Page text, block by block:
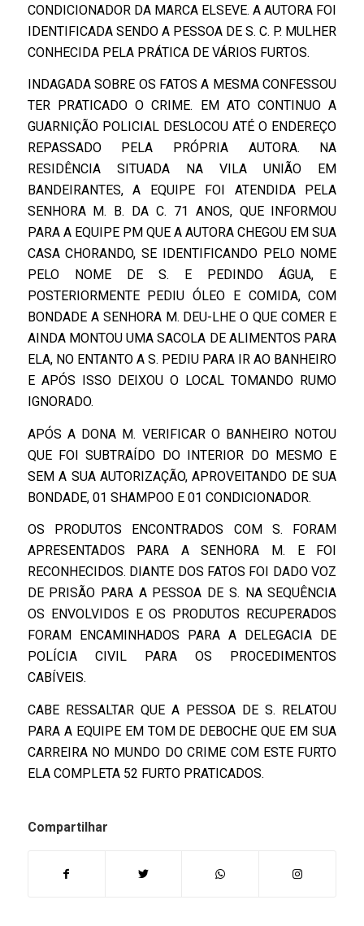
CONDICIONADOR DA MARCA ELSEVE. A AUTORA FOI
IDENTIFICADA SENDO A PESSOA DE S. C. P. MULHER
CONHECIDA PELA PRÁTICA DE VÁRIOS FURTOS.
INDAGADA SOBRE OS FATOS A MESMA CONFESSOU
TER PRATICADO O CRIME. EM ATO CONTINUO A
GUARNIÇÃO POLICIAL DESLOCOU ATÉ O ENDEREÇO
REPASSADO PELA PRÓPRIA AUTORA. NA
RESIDÊNCIA SITUADA NA VILA UNIÃO EM
BANDEIRANTES, A EQUIPE FOI ATENDIDA PELA
SENHORA M. B. DA C. 71 ANOS, QUE INFORMOU
PARA A EQUIPE PM QUE A AUTORA CHEGOU EM SUA
CASA CHORANDO, SE IDENTIFICANDO PELO NOME
PELO NOME DE S. E PEDINDO ÁGUA, E
POSTERIORMENTE PEDIU ÓLEO E COMIDA, COM
BONDADE A SENHORA M. DEU-LHE O QUE COMER E
AINDA MONTOU UMA SACOLA DE ALIMENTOS PARA
ELA, NO ENTANTO A S. PEDIU PARA IR AO BANHEIRO
E APÓS ISSO DEIXOU O LOCAL TOMANDO RUMO
IGNORADO.
APÓS A DONA M. VERIFICAR O BANHEIRO NOTOU
QUE FOI SUBTRAÍDO DO INTERIOR DO MESMO E
SEM A SUA AUTORIZAÇÃO, APROVEITANDO DE SUA
BONDADE, 01 SHAMPOO E 01 CONDICIONADOR.
OS PRODUTOS ENCONTRADOS COM S. FORAM
APRESENTADOS PARA A SENHORA M. E FOI
RECONHECIDOS. DIANTE DOS FATOS FOI DADO VOZ
DE PRISÃO PARA A PESSOA DE S. NA SEQUÊNCIA
OS ENVOLVIDOS E OS PRODUTOS RECUPERADOS
FORAM ENCAMINHADOS PARA A DELEGACIA DE
POLÍCIA CIVIL PARA OS PROCEDIMENTOS
CABÍVEIS.
CABE RESSALTAR QUE A PESSOA DE S. RELATOU
PARA A EQUIPE EM TOM DE DEBOCHE QUE EM SUA
CARREIRA NO MUNDO DO CRIME COM ESTE FURTO
ELA COMPLETA 52 FURTO PRATICADOS.
Compartilhar